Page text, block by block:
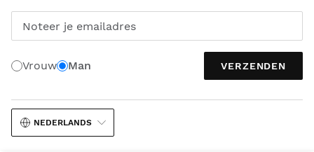
Noteer je emailadres
Vrouw Man VERZENDEN
NEDERLANDS